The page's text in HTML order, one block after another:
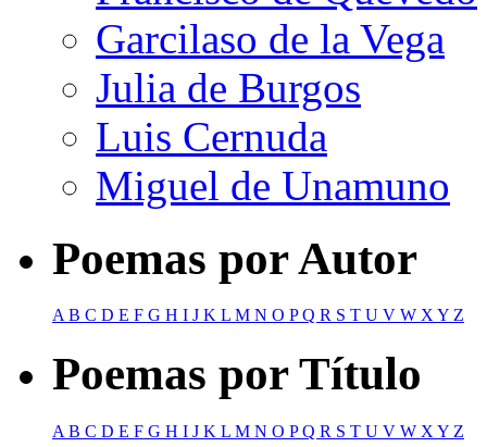
Garcilaso de la Vega
Julia de Burgos
Luis Cernuda
Miguel de Unamuno
Poemas por Autor
AB C D E F G H I J K L M N O PQ R S T U V W XY Z
Poemas por Título
A B C D E F G H I J K L M N O PQ R S T U V W X Y Z